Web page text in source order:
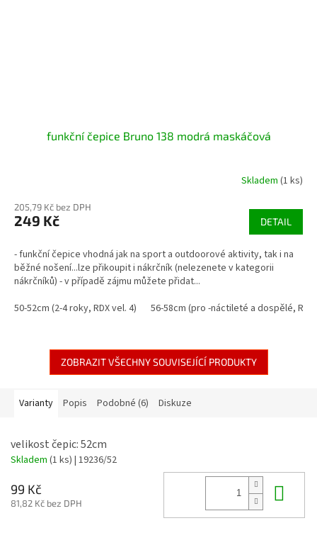
funkční čepice Bruno 138 modrá maskáčová
Skladem (1 ks)
205,79 Kč bez DPH
249 Kč DETAIL
- funkční čepice vhodná jak na sport a outdoorové aktivity, tak i na
běžné nošení...lze přikoupit i nákrčník (nelezenete v kategorii
nákrčníků) - v případě zájmu můžete přidat...
50-52cm (2-4 roky, RDX vel. 4)
56-58cm (pro -náctileté a dospělé, RDX
ZOBRAZIT VŠECHNY SOUVISEJÍCÍ PRODUKTY
Varianty Popis Podobné (6) Diskuze
velikost čepic: 52cm
Skladem (1 ks) | 19236/52
99 Kč
81,82 Kč bez DPH